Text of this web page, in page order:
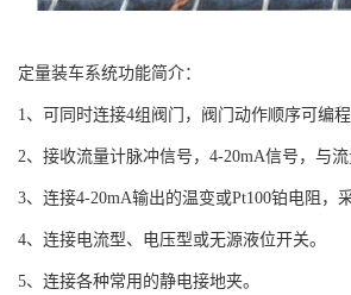
定量装车系统功能简介：
1、可同时连接4组阀门，阀门动作顺序可编
2、接收流量计脉冲信号，4-20mA信号，与
3、连接4-20mA输出的温变或Pt100铂电阻，
4、连接电流型、电压型或无源液位开关。
5、连接各种常用的静电接地夹。